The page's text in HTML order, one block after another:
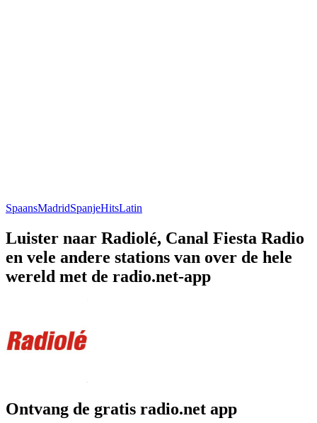
SpaansMadridSpanjeHitsLatin
Luister naar Radiolé, Canal Fiesta Radio
en vele andere stations van over de hele
wereld met de radio.net-app
Ontvang de gratis radio.net app